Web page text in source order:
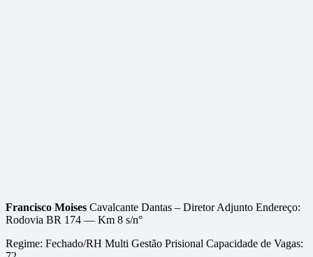
Francisco Moises Cavalcante Dantas – Diretor Adjunto Endereço:
Rodovia BR 174 — Km 8 s/n°
Regime: Fechado/RH Multi Gestão Prisional Capacidade de Vagas: